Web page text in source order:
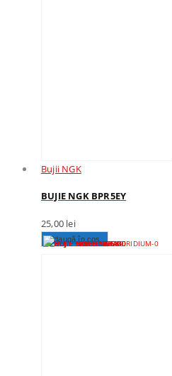
Bujii NGK
BUJIE NGK BPR5EY
25,00 lei
Adaugă în coș